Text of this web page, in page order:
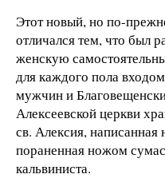
Этот новый, но по-
отличался тем, что был
женскую
для каждого пола
мужчин и
Алексеевской церкви
св. Алексия, написанная
пораненная ножом
кальвиниста.